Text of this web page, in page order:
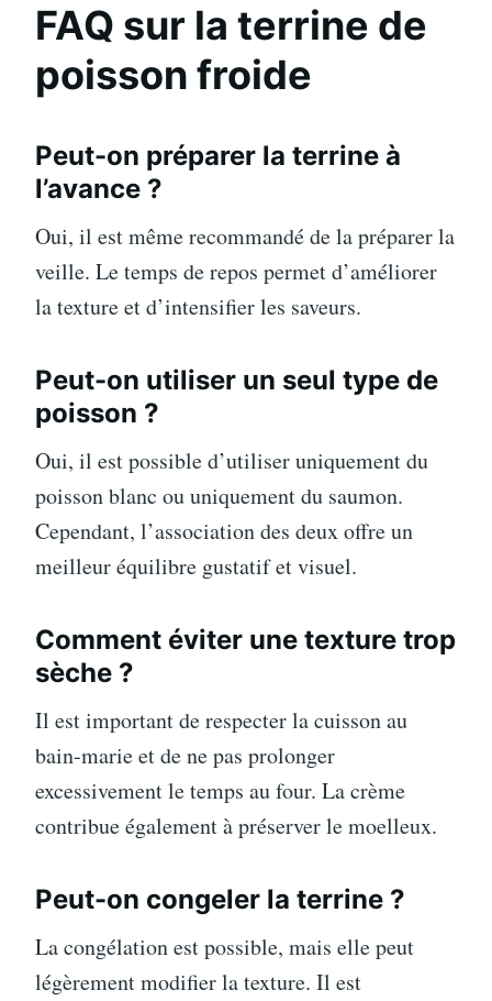
FAQ sur la terrine de
poisson froide
Peut-on préparer la terrine à
l’avance ?
Oui, il est même recommandé de la préparer la
veille. Le temps de repos permet d’améliorer
la texture et d’intensifier les saveurs.
Peut-on utiliser un seul type de
poisson ?
Oui, il est possible d’utiliser uniquement du
poisson blanc ou uniquement du saumon.
Cependant, l’association des deux offre un
meilleur équilibre gustatif et visuel.
Comment éviter une texture trop
sèche ?
Il est important de respecter la cuisson au
bain-marie et de ne pas prolonger
excessivement le temps au four. La crème
contribue également à préserver le moelleux.
Peut-on congeler la terrine ?
La congélation est possible, mais elle peut
légèrement modifier la texture. Il est